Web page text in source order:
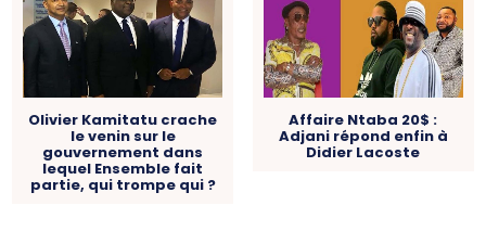
Olivier Kamitatu crache
le venin sur le
gouvernement dans
lequel Ensemble fait
partie, qui trompe qui ?
Affaire Ntaba 20$ :
Adjani répond enfin à
Didier Lacoste